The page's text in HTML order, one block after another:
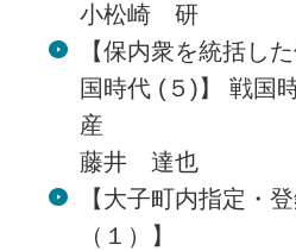
小松崎 研
【保内衆を統括し
国時代 (５)】 戦国
産
藤井 達也
【大子町内指定・
（１）】